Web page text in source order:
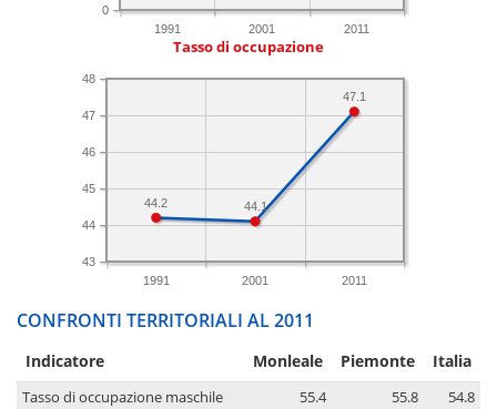
1991 2001 2011
0
Tasso di occupazione
1991 2001 2011
43
44
45
46
47
48
47.1
44.1
44.2
CONFRONTI TERRITORIALI AL 2011
Indicatore Monleale Piemonte Italia
Tasso di occupazione maschile 55.4 55.8
54.8